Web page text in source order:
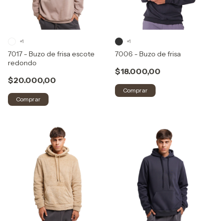
7017 - Buzo de frisa escote
redondo
$20.000,00
+1
Comprar
7006 - Buzo de frisa
$18.000,00
+1
Comprar